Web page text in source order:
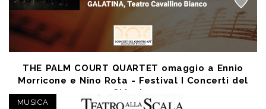
THE PALM COURT QUARTET omaggio a Ennio
Morricone e Nino Rota - Festival I Concerti del
Chiostro
OCT 15 2026
MUSICA